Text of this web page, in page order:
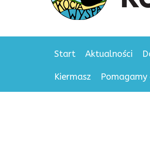
Start Aktualności
Kiermasz